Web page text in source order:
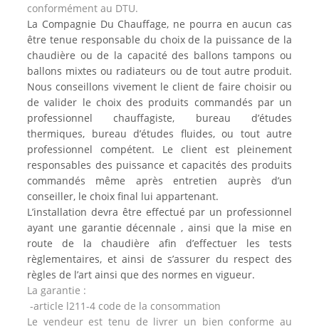
conformément au DTU.
La Compagnie Du Chauffage, ne pourra en aucun cas
être tenue responsable du choix de la puissance de la
chaudière ou de la capacité des ballons tampons ou
ballons mixtes ou radiateurs ou de tout autre produit.
Nous conseillons vivement le client de faire choisir ou
de valider le choix des produits commandés par un
professionnel chauffagiste, bureau d’études
thermiques, bureau d’études fluides, ou tout autre
professionnel compétent. Le client est pleinement
responsables des puissance et capacités des produits
commandés même après entretien auprès d’un
conseiller, le choix final lui appartenant.
L’installation devra être effectué par un professionnel
ayant une garantie décennale , ainsi que la mise en
route de la chaudière afin d’effectuer les tests
règlementaires, et ainsi de s’assurer du respect des
règles de l’art ainsi que des normes en vigueur.
La garantie :
-article l211-4 code de la consommation
Le vendeur est tenu de livrer un bien conforme au